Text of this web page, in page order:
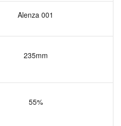
Alenza 001
235mm
55%